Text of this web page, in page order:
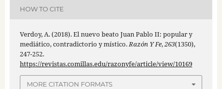
HOW TO CITE
Verdoy, A. (2018). El nuevo beato Juan Pablo II: popular y
mediático, contradictorio y místico.Razón Y Fe,263(1350),
247-252.
https://revistas.comillas.edu/razonyfe/article/view/10169
MORE CITATION FORMATS